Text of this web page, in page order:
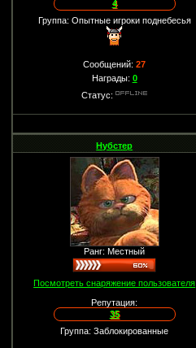
4
Группа: Опытные игроки поднебесья
Сообщений:27
Награды: 0
Статус:
Нубстер
Ранг: Местный
Посмотреть снаряжение пользователя
Репутация:
35
Группа: Заблокированные